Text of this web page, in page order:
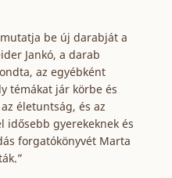
be új darabját a
Jankó, a darab
az egyébként
témákat jár körbe és
életuntság, és az
idősebb gyerekeknek és
forgatókönyvét Marta